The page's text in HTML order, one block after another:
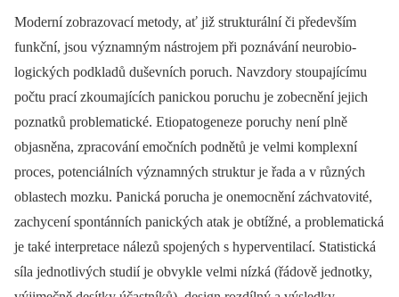
Moderní zobrazovací metody, ať již strukturální či především
funkční, jsou významným nástrojem při poznávání neurobio­
logických podkladů duševních poruch. Navzdory stoupajícímu
počtu prací zkoumajících panickou poruchu je zobecnění jejich
poznatků problematické. Etiopatogeneze poruchy není plně
objasněna, zpracování emočních podnětů je velmi komplexní
proces, potenciálních významných struktur je řada a v různých
oblastech mozku. Panická porucha je onemocnění záchvatovité,
zachycení spontánních panických atak je obtížné, a problematická
je také interpretace nálezů spojených s hyperventilací. Statistická
síla jednotlivých studií je obvykle velmi nízká (řádově jednotky,